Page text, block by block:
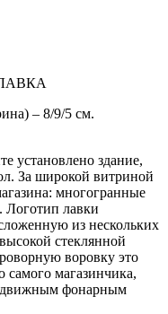
– 8/9/5 см.
установлено здание,
За широкой витриной
многогранные
лавки
из нескольких
стеклянной
воровку это
самого магазинчика,
фонарным